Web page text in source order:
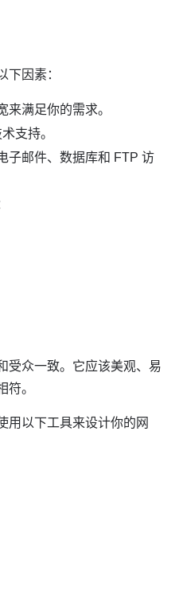
下因素：
来满足你的需求。
支持。
子邮件、数据库和 FTP 访
受众一致。它应该美观、易
符。
用以下工具来设计你的网